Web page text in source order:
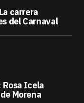
carrera
del Carnaval
Icela
Morena